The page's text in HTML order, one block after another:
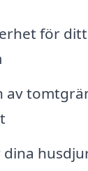
för
av
dina